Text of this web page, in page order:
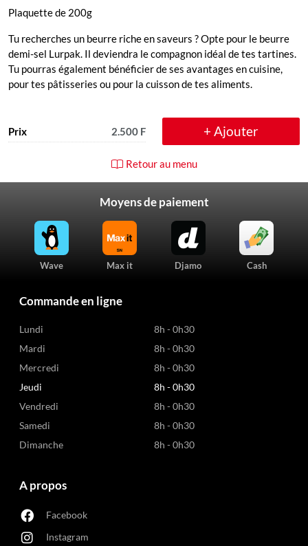
Plaquette de 200g
Tu recherches un beurre riche en saveurs ? Opte pour le beurre
demi-sel Lurpak. Il deviendra le compagnon idéal de tes tartines.
Tu pourras également bénéficier de ses avantages en cuisine,
pour tes pâtisseries ou pour la cuisson de tes aliments.
Prix 2.500 F + Ajouter
Retour au menu
Moyens de paiement
Wave Max it Djamo Cash
Commande en ligne
Lundi
8h - 0h30
Mardi
8h - 0h30
Mercredi
8h - 0h30
Jeudi
8h - 0h30
Vendredi
8h - 0h30
Samedi
8h - 0h30
Dimanche
8h - 0h30
A propos
Facebook
Instagram